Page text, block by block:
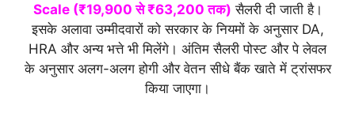
Scale (₹19,900 से ₹63,200 तक) सैलरी दी जाती है।
इसके अलावा उम्मीदवारों को सरकार के नियमों के अनुसार DA,
HRA और अन्य भत्ते भी मिलेंगे। अंतिम सैलरी पोस्ट और पे लेवल
के अनुसार अलग-अलग होगी और वेतन सीधे बैंक खाते में ट्रांसफर
किया जाएगा।